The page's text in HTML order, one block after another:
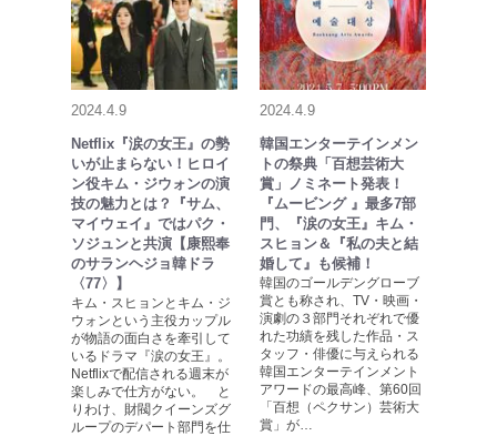
2024.4.9
Netflix『涙の女王』の勢
いが止まらない！ヒロイ
ン役キム・ジウォンの演
技の魅力とは？『サム、
マイウェイ』ではパク・
ソジュンと共演【康熙奉
のサランヘジョ韓ドラ
〈77〉】
キム・スヒョンとキム・ジ
ウォンという主役カップル
が物語の面白さを牽引して
いるドラマ『涙の女王』。
Netflixで配信される週末が
楽しみで仕方がない。 と
りわけ、財閥クイーンズグ
ループのデパート部門を仕
2024.4.9
韓国エンターテインメン
トの祭典「百想芸術大
賞」ノミネート発表！
『ムービング 』最多7部
門、『涙の女王』キム・
スヒョン＆『私の夫と結
婚して』も候補！
韓国のゴールデングローブ
賞とも称され、TV・映画・
演劇の３部門それぞれで優
れた功績を残した作品・ス
タッフ・俳優に与えられる
韓国エンターテインメント
アワードの最高峰、第60回
「百想（ペクサン）芸術大
賞」が…